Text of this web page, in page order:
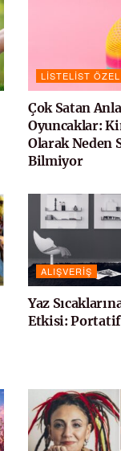
LISTELIST ÖZEL
Çok Satan
Oyuncaklar:
Olarak Neden
Bilmiyor
ALIŞVERIŞ
Yaz
Etkisi: